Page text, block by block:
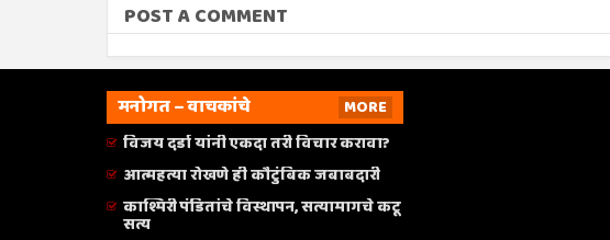
POST A COMMENT
मनोगत – वाचकांचे
MORE
विजय दर्डा यांनी एकदा तरी विचार करावा?
आत्महत्या रोखणे ही कौटुंबिक जबाबदारी
काश्मिरी पंडितांचे विस्थापन, सत्यामागचे कटू
सत्य